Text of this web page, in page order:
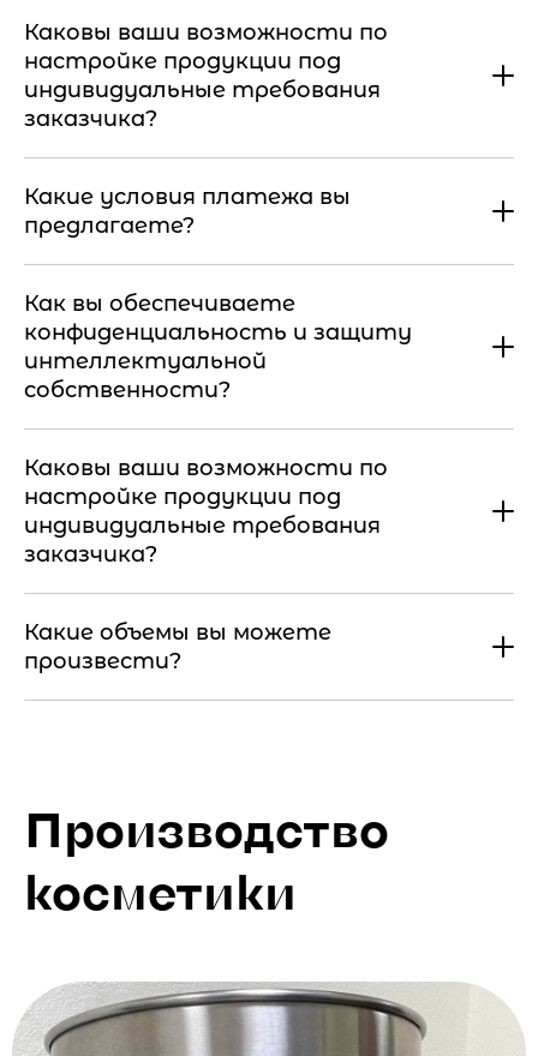
Каковы ваши возможности по
настройке продукции под
индивидуальные требования
заказчика?
Какие условия платежа вы
предлагаете?
Как вы обеспечиваете
конфиденциальность и защиту
интеллектуальной
собственности?
Каковы ваши возможности по
настройке продукции под
индивидуальные требования
заказчика?
Какие объемы вы можете
произвести?
Производство
косметики